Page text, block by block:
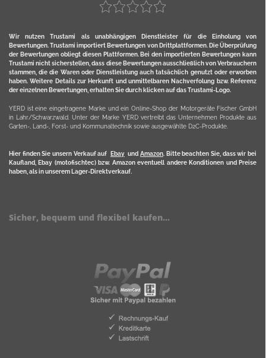
Wir nutzen Trustami als unabhängigen Dienstleister für die Einholung von
Bewertungen. Trustami importiert Bewertungen von Drittplattformen. Die Überprüfung
der Bewertungen obliegt diesen Plattformen. Bei den importierten Bewertungen kann
Trustami nicht sicherstellen, dass diese Bewertungen ausschließlich von Verbrauchern
stammen, die die Waren oder Dienstleistung auch tatsächlich genutzt oder erworben
haben. Weitere Details zur Herkunft und unmittelbaren Nachverfolung bzw. Referenz
der einzelnen Bewertungen, erhalten Sie durch klicken auf das Trustami-Logo.
YERD ist eine eingetragene Marke und ein Online-Shop der Motorgeräte Fischer GmbH
in Lahr/Schwarzwald. Unter der Marke YERD vertreibt das Unternehmen Produkte aus
Garten-, Land-, Forst- und Kommunaltechnik sowie ausgewählte D2C-Produkte.
Hier finden Sie unsern Verkauf auf Ebayund Amazon. Bitte beachten Sie, dass wir bei
Kaufland, Ebay (motofischtec) bzw. Amazon eventuell andere Konditionen und Preise
haben, als in unserem Lager-Direktverkauf.
Sicher, bequem und flexibel kaufen...